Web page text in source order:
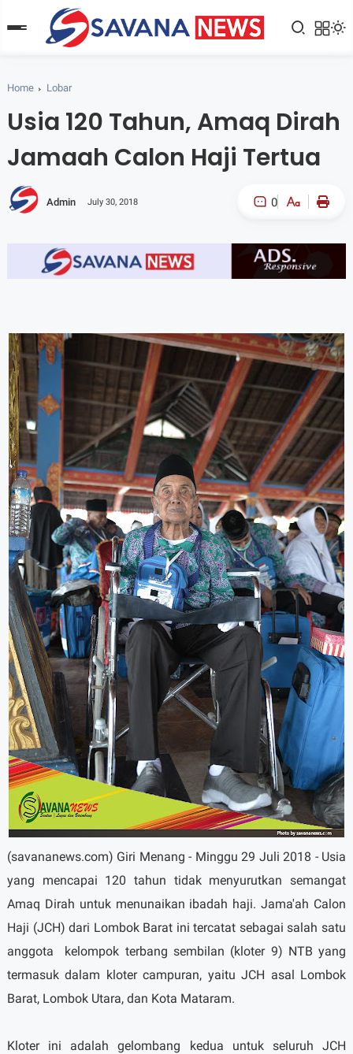
Home Lobar
Usia 120 Tahun, Amaq Dirah
Jamaah Calon Haji Tertua
Admin July 30, 2018 0
A- A+
(savananews.com) Giri Menang - Minggu 29 Juli 2018 - Usia
yang mencapai 120 tahun tidak menyurutkan semangat
Amaq Dirah untuk menunaikan ibadah haji. Jama'ah Calon
Haji (JCH) dari Lombok Barat ini tercatat sebagai salah satu
anggota
kelompok terbang sembilan (kloter 9) NTB yang
termasuk dalam kloter campuran, yaitu JCH asal Lombok
Barat, Lombok Utara, dan Kota Mataram.
Kloter ini adalah gelombang kedua untuk seluruh JCH